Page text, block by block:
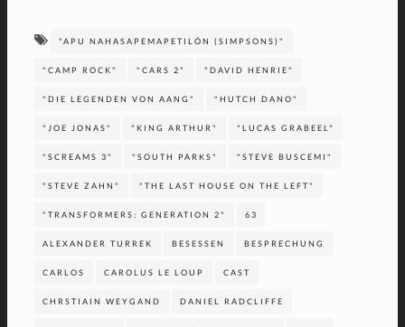
"APU NAHASAPEMAPETILÓN (SIMPSONS)"
"CAMP ROCK" "CARS 2" "DAVID HENRIE"
"DIE LEGENDEN VON AANG" "HUTCH DANO"
"JOE JONAS" "KING ARTHUR" "LUCAS GRABEEL"
"SCREAMS 3" "SOUTH PARKS" "STEVE BUSCEMI"
"STEVE ZAHN" "THE LAST HOUSE ON THE LEFT"
"TRANSFORMERS: GENERATION 2" 63
ALEXANDER TURREK BESESSEN BESPRECHUNG
CARLOS CAROLUS LE LOUP CAST
CHRSTIAIN WEYGAND DANIEL RADCLIFFE